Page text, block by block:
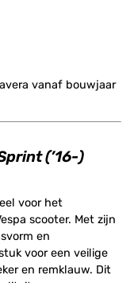
vanaf bouwjaar
(’16-)
voor het
scooter. Met zijn
en
voor een veilige
en remklauw. Dit